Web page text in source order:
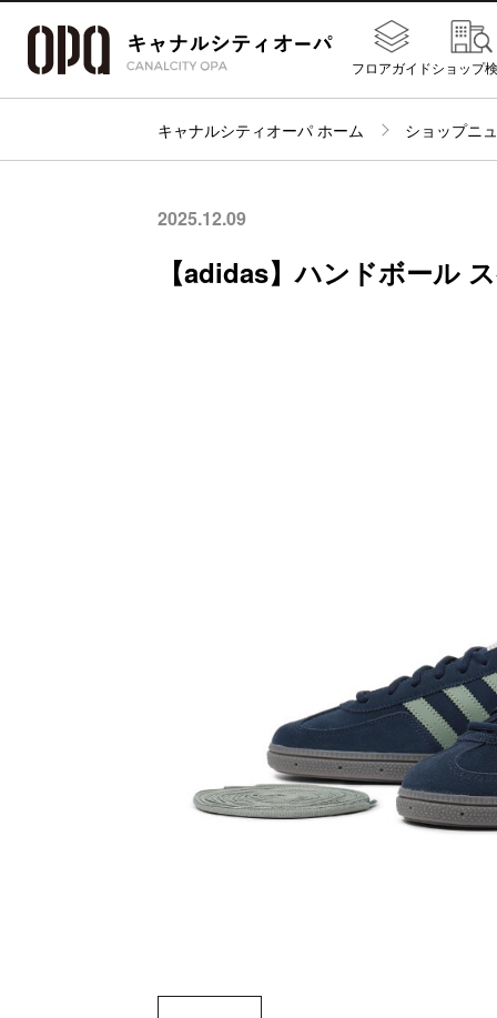
フロアガイドショップ
キャナルシティオーパ ホーム ショップニ
2025.12.09
【adidas】ハンドボール